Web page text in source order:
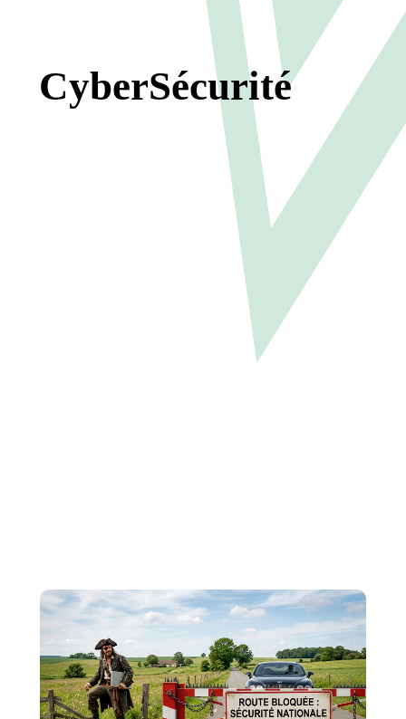
CyberSécurité